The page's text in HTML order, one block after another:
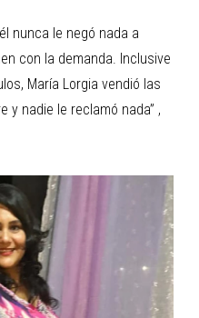
nunca le negó nada a
con la demanda. Inclusive
María Lorgia vendió las
y nadie le reclamó nada” ,